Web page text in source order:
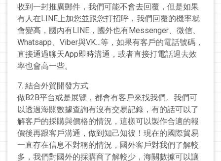
收到一封推廣郵件，我們可能不會去回覆，但是如果
有人在LINE上加您並跟您打招呼，我們回覆的機率就
會變高，國內有LINE，國外也有Messenger、微信、
Whatsapp、Viber與VK…等，如果有客戶的電話號碼，
直接通過聊天App即時溝通，或者直接打電話過去效
率也會高一些。
7. 結合外貿開發方式
做B2B平台或是展覽，都會有客戶來找我們。我們可
以透過海關數據查詢有沒有交易記錄，有的話可以了
解客戶的採購與價格的情況，這樣可以製作合適的報
價後再跟客戶溝通，做到知己知彼！現在的國際貿易
一直存在信息不對稱的情況，國外客戶對我們了解較
多，我們對國外的採購商了解較少，海關數據可以讓